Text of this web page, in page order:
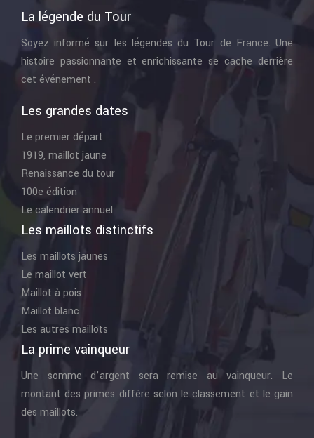
La légende du Tour
Soyez informé sur les légendes du Tour de France. Une
histoire passionnante et enrichissante se cache derrière
cet événement .
Les grandes dates
Le premier départ
1919, maillot jaune
Renaissance du tour
100e édition
Le calendrier annuel
Les maillots distinctifs
Les maillots jaunes
Le maillot vert
Maillot à pois
Maillot blanc
Les autres maillots
La prime vainqueur
Une somme d’argent sera remise au vainqueur. Le
montant des primes diffère selon le classement et le gain
des maillots.